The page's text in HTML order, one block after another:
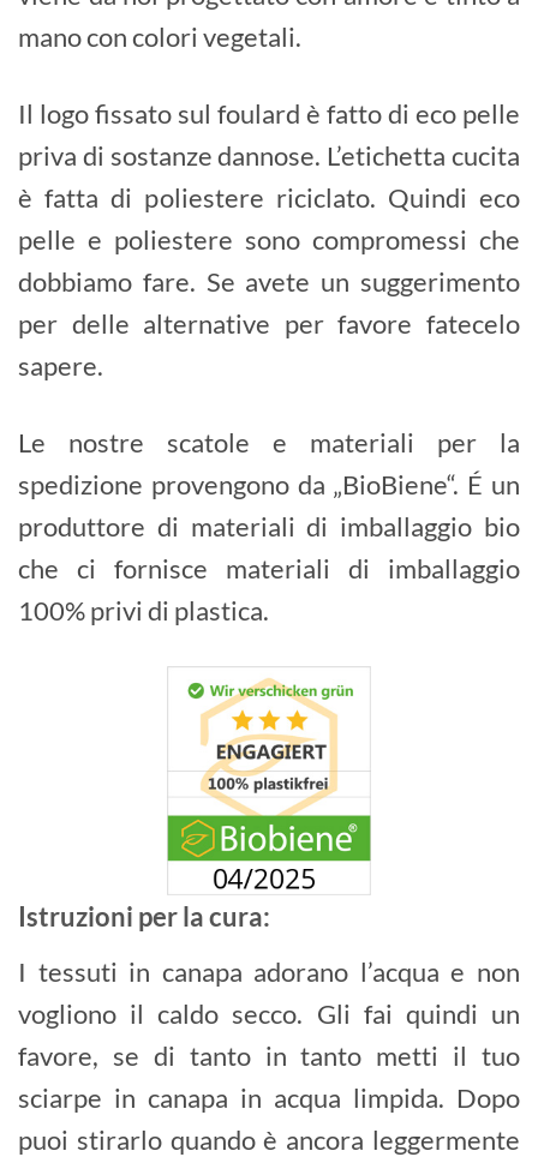
mano con colori vegetali.
Il logo fissato sul foulard è fatto di eco pelle
priva di sostanze dannose. L’etichetta cucita
è fatta di poliestere riciclato. Quindi eco
pelle e poliestere sono compromessi che
dobbiamo fare. Se avete un suggerimento
per delle alternative per favore fatecelo
sapere.
Le nostre scatole e materiali per la
spedizione provengono da „BioBiene“. É un
produttore di materiali di imballaggio bio
che ci fornisce materiali di imballaggio
100% privi di plastica.
Istruzioni per la cura:
I tessuti in canapa adorano l’acqua e non
vogliono il caldo secco. Gli fai quindi un
favore, se di tanto in tanto metti il tuo
sciarpe in canapa in acqua limpida. Dopo
puoi stirarlo quando è ancora leggermente